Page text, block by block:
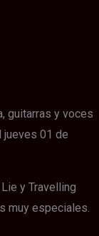
guitarras y voces
jueves 01 de
y Travelling
muy especiales.